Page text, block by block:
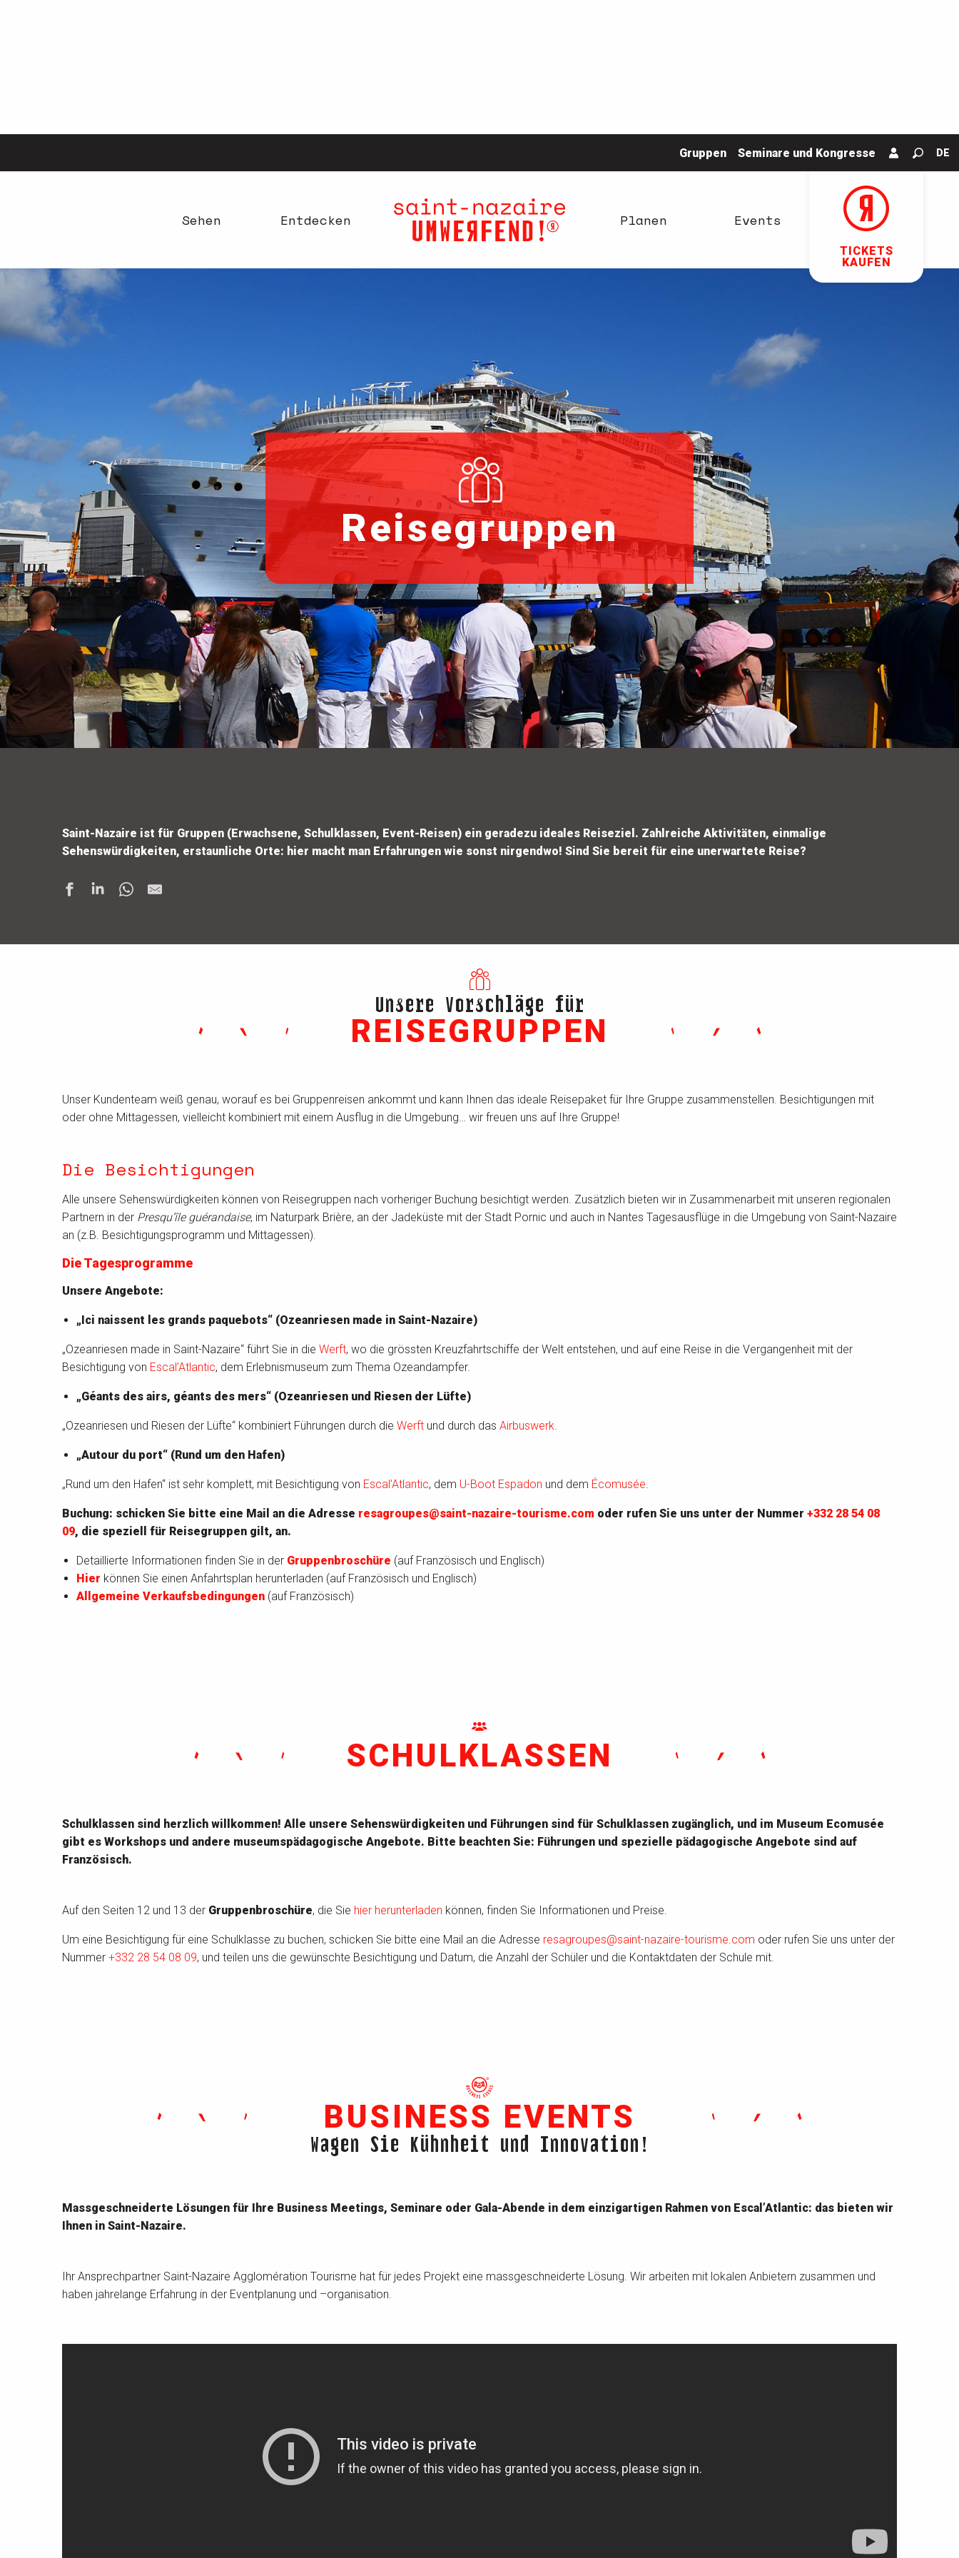
Gruppen Seminare und Kongresse
Suche
DE
TICKETS
KAUFEN
Sehen Entdecken Planen Events
Reisegruppen
Saint-Nazaire ist für Gruppen (Erwachsene, Schulklassen, Event-Reisen) ein geradezu ideales Reiseziel. Zahlreiche Aktivitäten, einmalige
Sehenswürdigkeiten, erstaunliche Orte: hier macht man Erfahrungen wie sonst nirgendwo! Sind Sie bereit für eine unerwartete Reise?
Unsere Vorschläge für
REISEGRUPPEN
Unser Kundenteam weiß genau, worauf es bei Gruppenreisen ankommt und kann Ihnen das ideale Reisepaket für Ihre Gruppe zusammenstellen. Besichtigungen mit
oder ohne Mittagessen, vielleicht kombiniert mit einem Ausflug in die Umgebung… wir freuen uns auf Ihre Gruppe!
Die Besichtigungen
Alle unsere Sehenswürdigkeiten können von Reisegruppen nach vorheriger Buchung besichtigt werden. Zusätzlich bieten wir in Zusammenarbeit mit unseren regionalen
Partnern in der Presqu’île guérandaise, im Naturpark Brière, an der Jadeküste mit der Stadt Pornic und auch in Nantes Tagesausflüge in die Umgebung von Saint-Nazaire
an (z.B. Besichtigungsprogramm und Mittagessen).
Die Tagesprogramme
Unsere Angebote:
„Ici naissent les grands paquebots“ (Ozeanriesen made in Saint-Nazaire)
„Ozeanriesen made in Saint-Nazaire“ führt Sie in die Werft, wo die grössten Kreuzfahrtschiffe der Welt entstehen, und auf eine Reise in die Vergangenheit mit der
Besichtigung von Escal’Atlantic, dem Erlebnismuseum zum Thema Ozeandampfer.
„Géants des airs, géants des mers“ (Ozeanriesen und Riesen der Lüfte)
„Ozeanriesen und Riesen der Lüfte“ kombiniert Führungen durch die Werft und durch das Airbuswerk.
„Autour du port“ (Rund um den Hafen)
„Rund um den Hafen“ ist sehr komplett, mit Besichtigung von Escal’Atlantic, dem U-Boot Espadon und dem Écomusée.
Buchung: schicken Sie bitte eine Mail an die Adresse resagroupes@saint-nazaire-tourisme.com oder rufen Sie uns unter der Nummer +332 28 54 08
09, die speziell für Reisegruppen gilt, an.
Detaillierte Informationen finden Sie in der Gruppenbroschüre (auf Französisch und Englisch)
Hier können Sie einen Anfahrtsplan herunterladen (auf Französisch und Englisch)
Allgemeine Verkaufsbedingungen (auf Französisch)
SCHULKLASSEN
Schulklassen sind herzlich willkommen! Alle unsere Sehenswürdigkeiten und Führungen sind für Schulklassen zugänglich, und im Museum Ecomusée
gibt es Workshops und andere museumspädagogische Angebote. Bitte beachten Sie: Führungen und spezielle pädagogische Angebote sind auf
Französisch.
Auf den Seiten 12 und 13 der Gruppenbroschüre, die Sie hier herunterladen können, finden Sie Informationen und Preise.
Um eine Besichtigung für eine Schulklasse zu buchen, schicken Sie bitte eine Mail an die Adresse resagroupes@saint-nazaire-tourisme.com oder rufen Sie uns unter der
Nummer +332 28 54 08 09, und teilen uns die gewünschte Besichtigung und Datum, die Anzahl der Schüler und die Kontaktdaten der Schule mit.
BUSINESS EVENTS
Wagen Sie Kühnheit und Innovation!
Massgeschneiderte Lösungen für Ihre Business Meetings, Seminare oder Gala-Abende in dem einzigartigen Rahmen von Escal’Atlantic: das bieten wir
Ihnen in Saint-Nazaire.
Ihr Ansprechpartner Saint-Nazaire Agglomération Tourisme hat für jedes Projekt eine massgeschneiderte Lösung. Wir arbeiten mit lokalen Anbietern zusammen und
haben jahrelange Erfahrung in der Eventplanung und –organisation.